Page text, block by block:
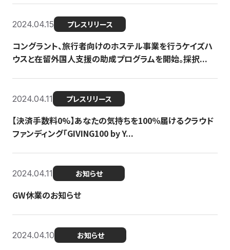
2024.04.15 プレスリリース
コングラント、旅行者向けのホステル事業を行うケイズハ
ウスと在留外国人支援の助成プログラムを開始。採択...
2024.04.11 プレスリリース
【決済手数料0%】あなたの気持ちを100％届けるクラウド
ファンディング「GIVING100 by Y...
2024.04.11 お知らせ
GW休業のお知らせ
2024.04.10 お知らせ